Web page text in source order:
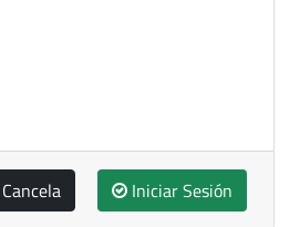
Cancela Iniciar Sesión